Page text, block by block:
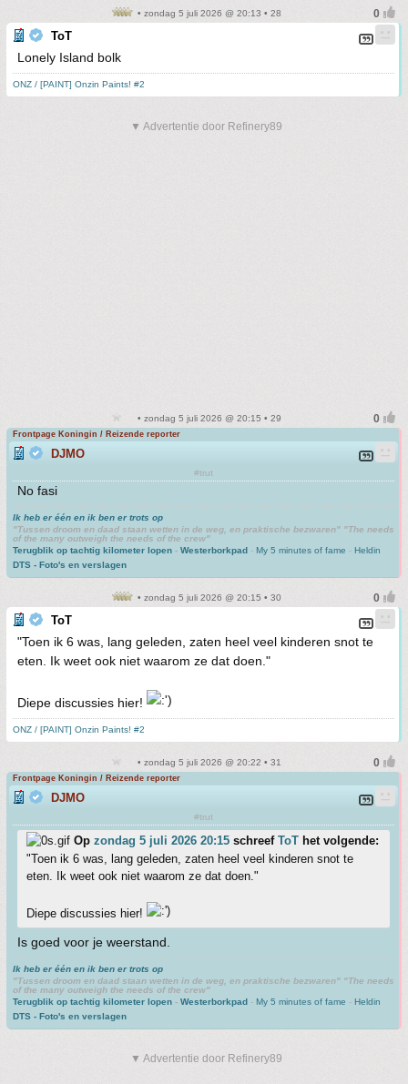
• zondag 5 juli 2026 @ 20:13 • 28
ToT
Lonely Island bolk
ONZ / [PAINT] Onzin Paints! #2
▼ Advertentie door Refinery89
• zondag 5 juli 2026 @ 20:15 • 29
Frontpage Koningin / Reizende reporter
DJMO
#trut
No fasi
Ik heb er één en ik ben er trots op
"Tussen droom en daad staan wetten in de weg, en praktische bezwaren" "The needs
of the many outweigh the needs of the crew"
Terugblik op tachtig kilometer lopen - Westerborkpad - My 5 minutes of fame - Heldin
DTS - Foto's en verslagen
• zondag 5 juli 2026 @ 20:15 • 30
ToT
"Toen ik 6 was, lang geleden, zaten heel veel kinderen snot te
eten. Ik weet ook niet waarom ze dat doen."
Diepe discussies hier!
ONZ / [PAINT] Onzin Paints! #2
• zondag 5 juli 2026 @ 20:22 • 31
Frontpage Koningin / Reizende reporter
DJMO
#trut
Op zondag 5 juli 2026 20:15 schreef ToT het volgende:
"Toen ik 6 was, lang geleden, zaten heel veel kinderen snot te
eten. Ik weet ook niet waarom ze dat doen."
Diepe discussies hier!
Is goed voor je weerstand.
Ik heb er één en ik ben er trots op
"Tussen droom en daad staan wetten in de weg, en praktische bezwaren" "The needs
of the many outweigh the needs of the crew"
Terugblik op tachtig kilometer lopen - Westerborkpad - My 5 minutes of fame - Heldin
DTS - Foto's en verslagen
▼ Advertentie door Refinery89